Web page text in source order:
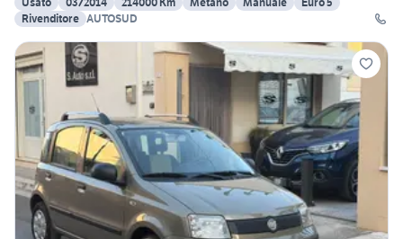
Rivenditore AUTOSUD